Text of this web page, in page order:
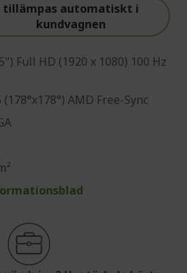
tillämpas automatiskt i
kundvagnen
Full HD (1920 x 1080) 100 Hz
AMD Free-Sync